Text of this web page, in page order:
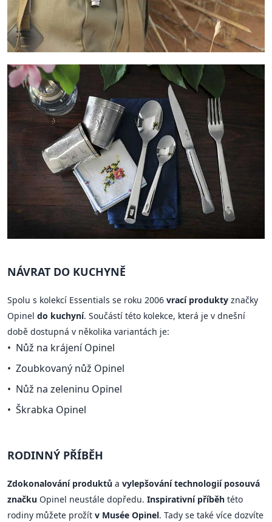
NÁVRAT DO KUCHYNĚ
Spolu s kolekcí Essentials se roku 2006 vrací produkty značky
Opinel do kuchyní. Součástí této kolekce, která je v dnešní
době dostupná v několika variantách je:
Nůž na krájení Opinel
Zoubkovaný nůž Opinel
Nůž na zeleninu Opinel
Škrabka Opinel
RODINNÝ PŘÍBĚH
Zdokonalování produktů a vylepšování technologií posouvá
značku Opinel neustále dopředu. Inspirativní příběh této
rodiny můžete prožít v Musée Opinel. Tady se také více dozvíte